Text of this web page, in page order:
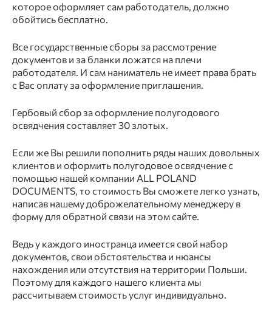
которое оформляет сам работодатель, должно
обойтись бесплатно.
Все государственные сборы за рассмотрение
документов и за бланки ложатся на плечи
работодателя. И сам наниматель не имеет права брать
с Вас оплату заоформление приглашения.
Гербовый сбор заоформление полугодового
освядчения составляет 30 злотых.
Если же Вы решили пополнить ряды наших довольных
клиентов и оформить полугодовоеосвядчение с
помощью нашей компании ALL POLAND
DOCUMENTS, то стоимость Вы сможете легко узнать,
написав нашему доброжелательному менеджеру в
форму для обратной связи на этом сайте.
Ведь у каждого иностранца имеется свой набор
документов, свои обстоятельства и нюансы
нахождения или отсутствия на территории Польши.
Поэтому для каждого нашего клиента мы
рассчитываем стоимость услуг индивидуально.